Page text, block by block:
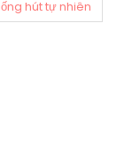
ống hút tự nhiên